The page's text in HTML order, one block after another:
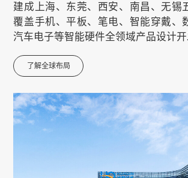
建成上海、东莞、西安、南昌、无锡
覆盖手机、平板、笔电、智能穿戴、
汽车电子等智能硬件全领域产品设计开
了解全球布局